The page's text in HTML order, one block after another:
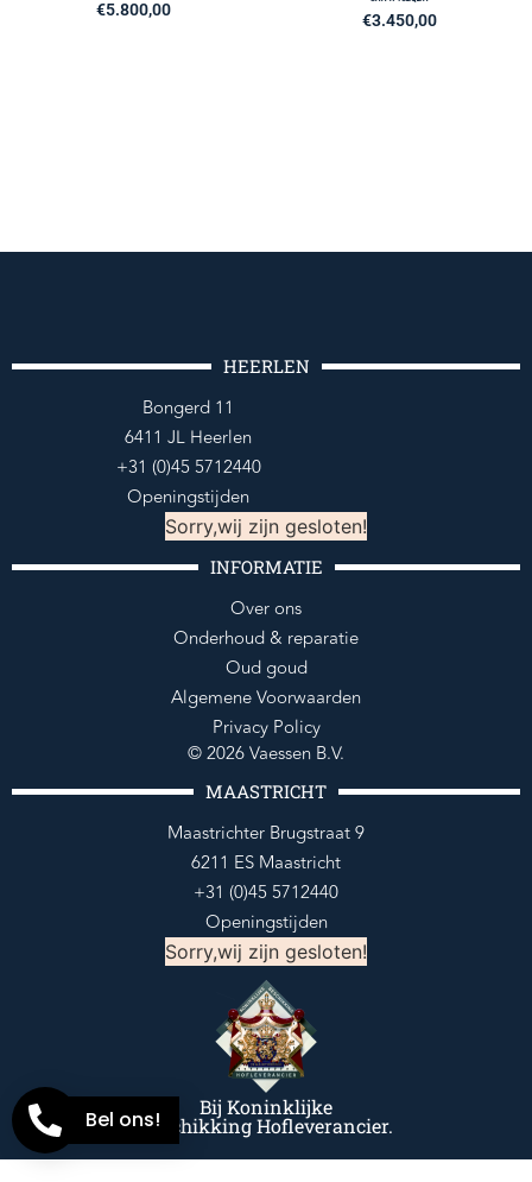
€5.800,00
€3.450,00
HEERLEN
Bongerd 11
6411 JL Heerlen
+31 (0)45 5712440
Openingstijden
Sorry,wij zijn gesloten!
INFORMATIE
Over ons
Onderhoud & reparatie
Oud goud
Algemene Voorwaarden
Privacy Policy
© 2026 Vaessen B.V.
MAASTRICHT
Maastrichter Brugstraat 9
6211 ES Maastricht
+31 (0)45 5712440
Openingstijden
Sorry,wij zijn gesloten!
Bij Koninklijke
Beschikking Hofleverancier.
Bel ons!